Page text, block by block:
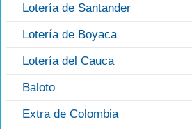
Lotería de Santander
Lotería de Boyaca
Lotería del Cauca
Baloto
Extra de Colombia